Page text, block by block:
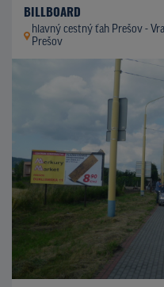
BILLBOARD
hlavný cestný ťah Prešov -
Prešov